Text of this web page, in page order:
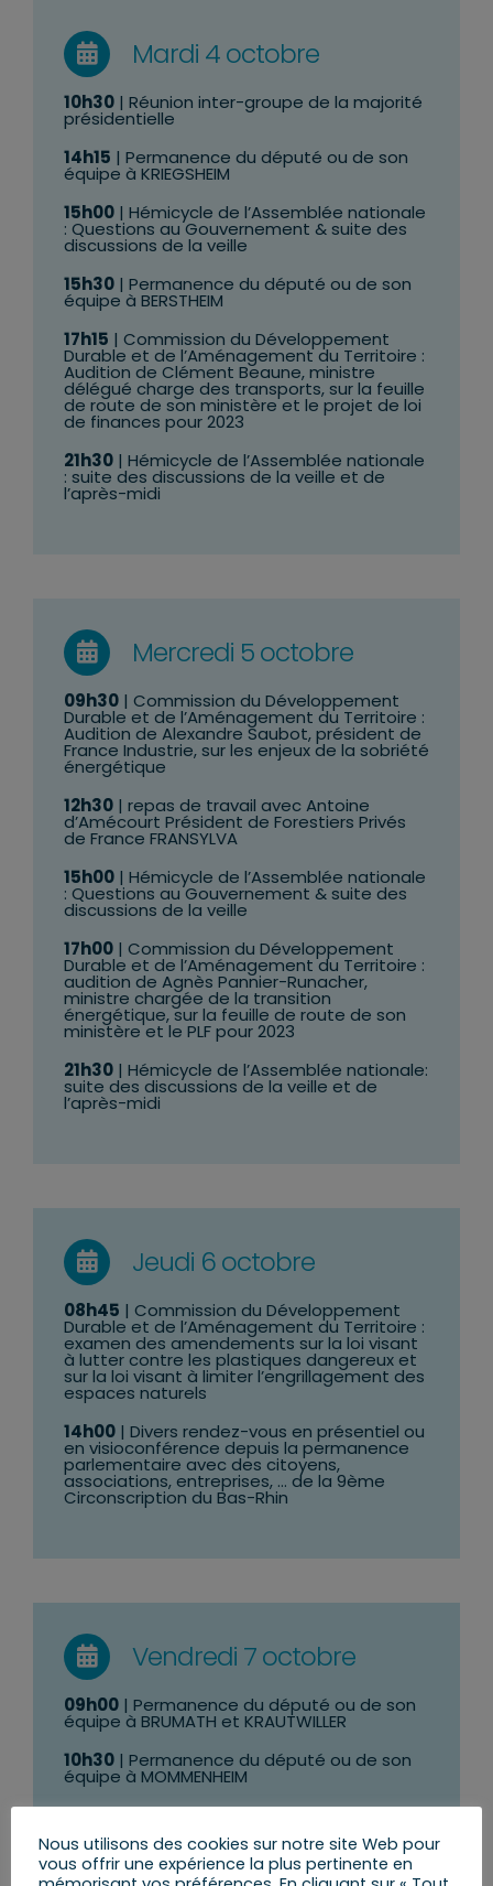
Mardi 4 octobre
10h30| Réunion inter-groupe de la majorité
présidentielle
14h15 | Permanence du député ou de son
équipe à KRIEGSHEIM
15h00| Hémicycle de l’Assemblée nationale
: Questions au Gouvernement & suite des
discussions de la veille
15h30| Permanence du député ou de son
équipe à BERSTHEIM
17h15 | Commission du Développement
Durable et de l’Aménagement du Territoire :
Audition de Clément Beaune, ministre
délégué charge des transports, sur la feuille
de route de son ministère et le projet de loi
de finances pour 2023
21h30| Hémicycle de l’Assemblée nationale
: suite des discussions de la veille et de
l’après-midi
Mercredi 5 octobre
09h30| Commission du Développement
Durable et de l’Aménagement du Territoire :
Audition de Alexandre Saubot, président de
France Industrie, sur les enjeux de la sobriété
énergétique
12h30| repas de travail avec Antoine
d’Amécourt Président de Forestiers Privés
de France FRANSYLVA
15h00| Hémicycle de l’Assemblée nationale
: Questions au Gouvernement & suite des
discussions de la veille
17h00| Commission du Développement
Durable et de l’Aménagement du Territoire :
audition de Agnès Pannier-Runacher,
ministre chargée de la transition
énergétique, sur la feuille de route de son
ministère et le PLF pour 2023
21h30| Hémicycle de l’Assemblée nationale:
suite des discussions de la veille et de
l’après-midi
Jeudi 6 octobre
08h45 | Commission du Développement
Durable et de l’Aménagement du Territoire :
examen des amendements sur la loi visant
à lutter contre les plastiques dangereux et
sur la loi visant à limiter l’engrillagement des
espaces naturels
14h00| Divers rendez-vous en présentiel ou
en visioconférence depuis la permanence
parlementaire avec des citoyens,
associations, entreprises, … de la 9ème
Circonscription du Bas-Rhin
Vendredi 7 octobre
09h00| Permanence du député ou de son
équipe à BRUMATH et KRAUTWILLER
10h30| Permanence du député ou de son
équipe à MOMMENHEIM
Nous utilisons des cookies sur notre site Web pour
vous offrir une expérience la plus pertinente en